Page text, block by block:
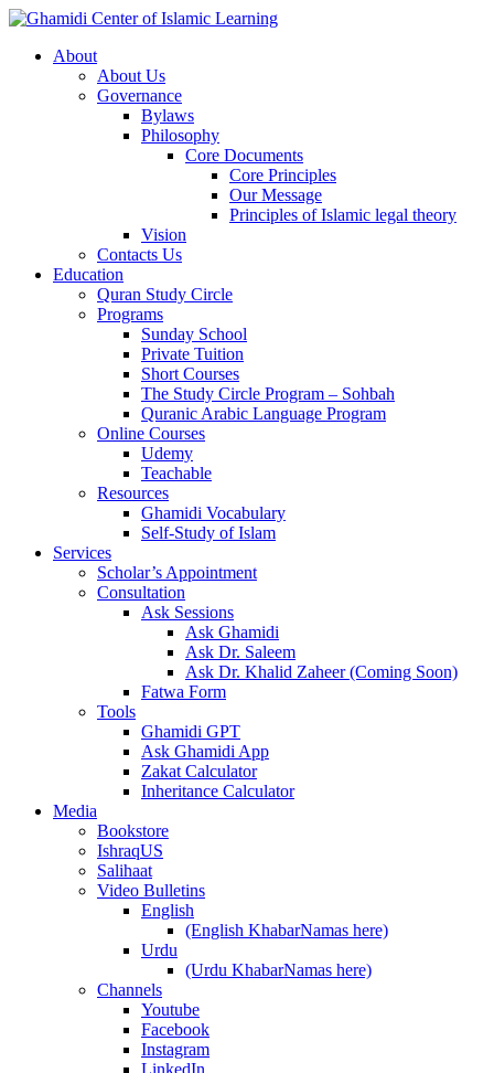
About
About Us
Governance
Bylaws
Philosophy
Core Documents
Core Principles
Our Message
Principles of Islamic legal theory
Vision
Contacts Us
Education
Quran Study Circle
Programs
Sunday School
Private Tuition
Short Courses
The Study Circle Program – Sohbah
Quranic Arabic Language Program
Online Courses
Udemy
Teachable
Resources
Ghamidi Vocabulary
Self-Study of Islam
Services
Scholar’s Appointment
Consultation
Ask Sessions
Ask Ghamidi
Ask Dr. Saleem
Ask Dr. Khalid Zaheer (Coming Soon)
Fatwa Form
Tools
Ghamidi GPT
Ask Ghamidi App
Zakat Calculator
Inheritance Calculator
Media
Bookstore
IshraqUS
Salihaat
Video Bulletins
English
(English KhabarNamas here)
Urdu
(Urdu KhabarNamas here)
Channels
Youtube
Facebook
Instagram
LinkedIn